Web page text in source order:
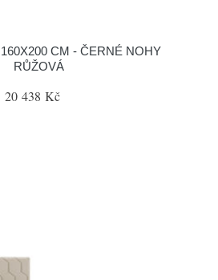
CM - ČERNÉ NOHY
RŮŽOVÁ
20 438 Kč